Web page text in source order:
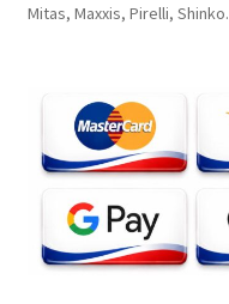
Mitas, Maxxis, Pirelli, Shinko.